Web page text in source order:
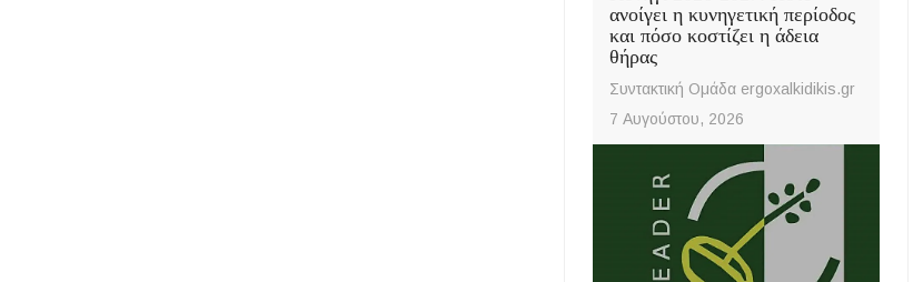
ανοίγει η κυνηγετική περίοδος
και πόσο κοστίζει η άδεια
θήρας
Συντακτική Ομάδα ergoxalkidikis.gr
7 Αυγούστου, 2026